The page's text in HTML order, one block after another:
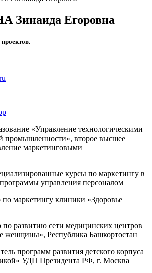
Егоровна
«Управление технологическими
промышленности», второе высшее
маркетинговыми
курсы по маркетингу в
управления персоналом
по маркетингу клиники «Здоровье
по развитию сети медицинских центров
женщины», Республика Башкортостан
программ развития детского корпуса
УДП Президента РФ, г. Москва